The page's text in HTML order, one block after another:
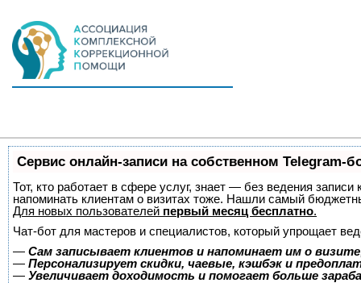
Сервис онлайн-записи на собственном Telegram-
Тот, кто работает в сфере услуг, знает — без ведения
напоминать клиентам о визитах тоже. Нашли самый
Для новых пользователей первый месяц бесплатно.
Чат-бот для мастеров и специалистов, который упрощает
— Сам записывает клиентов и напоминает им о
— Персонализирует скидки, чаевые, кэшбэк и
— Увеличивает доходимость и помогает больше